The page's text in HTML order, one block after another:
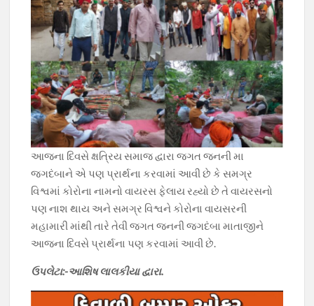
આજના દિવસે ક્ષત્રિય સમાજ દ્વારા જગત જનની મા
જગદંબાને એ પણ પ્રાર્થના કરવામાં આવી છે કે સમગ્ર
વિશ્વમાં કોરોના નામનો વાયરસ ફેલાય રહ્યો છે તે વાયરસનો
પણ નાશ થાય અને સમગ્ર વિશ્વને કોરોના વાયસરની
મહામારી માંથી તારે તેવી જગત જનની જગદંબા માતાજીને
આજના દિવસે પ્રાર્થના પણ કરવામાં આવી છે.
ઉપલેટા:-આશિષ લાલકીયા દ્વારા.